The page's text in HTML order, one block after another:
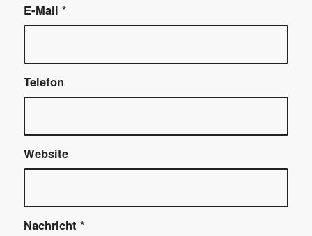
E-Mail *
Telefon
Website
Nachricht *